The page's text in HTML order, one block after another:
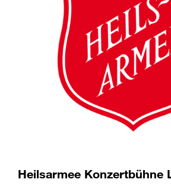
Heilsarmee Konzertbühne